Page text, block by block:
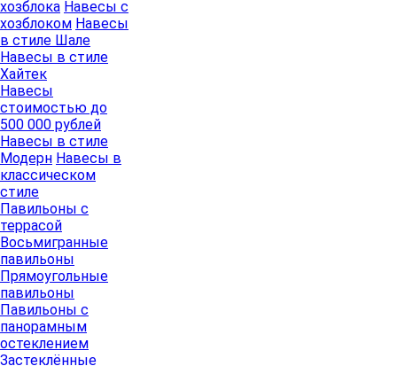
хозблока Навесы с
хозблоком Навесы
в стиле Шале
Навесы в стиле
Хайтек
Навесы
стоимостью до
500 000 рублей
Навесы в стиле
Модерн Навесы в
классическом
стиле
Павильоны с
террасой
Восьмигранные
павильоны
Прямоугольные
павильоны
Павильоны с
панорамным
остеклением
Застеклённые